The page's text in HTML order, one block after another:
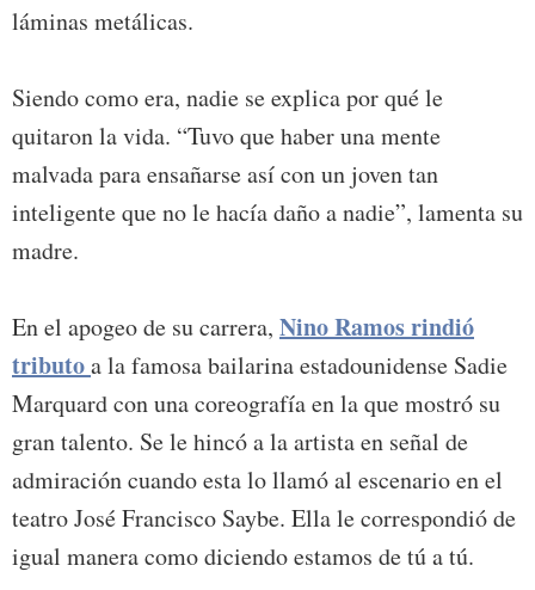
láminas metálicas.
Siendo como era, nadie se explica por qué le
quitaron la vida. “Tuvo que haber una mente
malvada para ensañarse así con un joven tan
inteligente que no le hacía daño a nadie”, lamenta su
madre.
En el apogeo de su carrera, Nino Ramos rindió
tributoa la famosa bailarina estadounidense Sadie
Marquard con una coreografía en la que mostró su
gran talento. Se le hincó a la artista en señal de
admiración cuando esta lo llamó al escenario en el
teatro José Francisco Saybe. Ella le correspondió de
igual manera como diciendo estamos de tú a tú.